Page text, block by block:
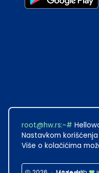
root@hw.rs:~#
Nastavkom
Više o kolačićima